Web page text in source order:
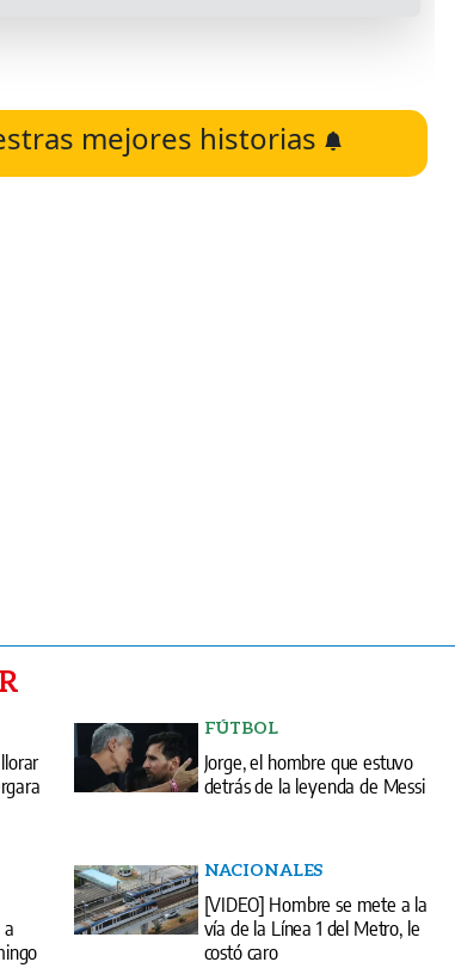
mejores historias
FÚTBOL
Jorge, el hombre que estuvo
detrás de la leyenda de Messi
NACIONALES
[VIDEO] Hombre se mete a la
vía de la Línea 1 del Metro, le
costó caro